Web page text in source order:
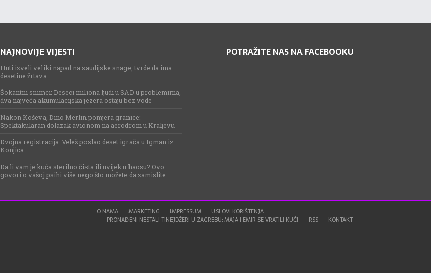
NAJNOVIJE VIJESTI
Huti izveli veliki napad na saudijske snage, tvrde da ima
desetine žrtava
Šokantni snimci: Deseci miliona ljudi u SAD u problemima,
dva najveća akumulacijska jezera ostaju bez vode
Nakon Koševa, Dino Merlin pomjera granice:
Spektakularan dolazak avionom na aerodrom u Kraljevu
Dvojna registracija: Velež poslao deset igrača u Igman iz
Konjica
Da li vam je kuća sterilno čista ili uvijek u haosu? Ovo
govori o vašoj psihi više nego što možete da zamislite
POTRAŽITE NAS NA FACEBOOKU
O NAMA MARKETING IMPRESSUM
USLOVI KORIŠTENJA
PRONAĐENI NESTALI TINEJDŽERI U ZAGREBU: MAJA I EMIR SE VRATILI KUĆI
RSS KONTAKT